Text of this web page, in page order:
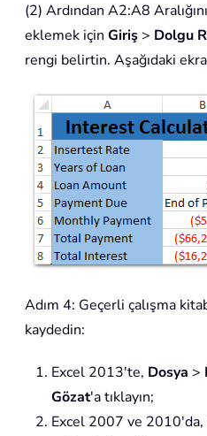
(2) Ardından A2:A8
eklemek için Giriş > Dolgu
rengi belirtin. Aşağıdaki
Adım 4: Geçerli çalışma
kaydedin:
Excel 2013'te, Dosya >
Gözat'a tıklayın;
Excel 2007 ve 2010'da,